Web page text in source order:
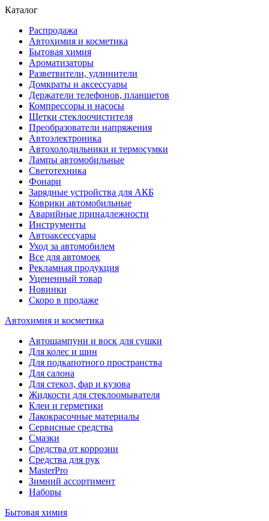
Каталог
Распродажа
Автохимия и косметика
Бытовая химия
Ароматизаторы
Разветвители, удлинители
Домкраты и аксессуары
Держатели телефонов, планшетов
Компрессоры и насосы
Щетки стеклоочистителя
Преобразователи напряжения
Автоэлектроника
Автохолодильники и термосумки
Лампы автомобильные
Светотехника
Фонари
Зарядные устройства для АКБ
Коврики автомобильные
Аварийные принадлежности
Инструменты
Автоаксессуары
Уход за автомобилем
Все для автомоек
Рекламная продукция
Уцененный товар
Новинки
Скоро в продаже
Автохимия и косметика
Автошампуни и воск для сушки
Для колес и шин
Для подкапотного пространства
Для салона
Для стекол, фар и кузова
Жидкости для стеклоомывателя
Клеи и герметики
Лакокрасочные материалы
Сервисные средства
Смазки
Средства от коррозии
Средства для рук
MasterPro
Зимний ассортимент
Наборы
Бытовая химия